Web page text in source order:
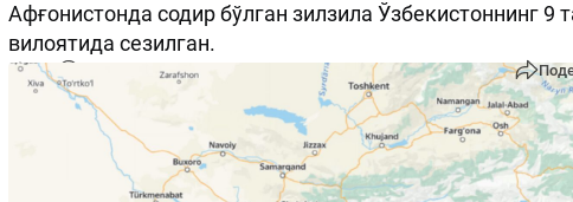
Афғонистонда содир бўлган зилзила Ўзбекистоннинг 9
вилоятида сезилган.
726